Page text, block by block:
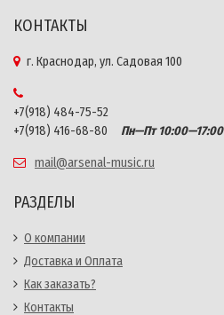
КОНТАКТЫ
г. Краснодар, ул. Садовая 100
+7(918) 484-75-52
+7(918) 416-68-80
Пн—Пт 10:00—17:00
mail@arsenal-music.ru
РАЗДЕЛЫ
О компании
Доставка и Оплата
Как заказать?
Контакты